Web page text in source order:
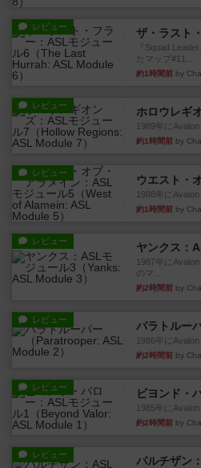
レビュー ザ・ラスト
『Squad
たマップ#11...
約1時間前 by
レビュー ホロウレギ
1989年に
約1時間前 by
レビュー
1988年に
約1時間前 by
レビュー ヤンクス：
1987年に
のマ...
約2時間前 by
レビュー パラトルー
1986年に
約2時間前 by
レビュー ビヨンド・
1985年に
約2時間前 by
レビュー パルチザン